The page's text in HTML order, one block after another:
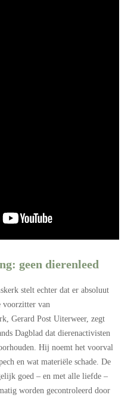
geen dierenleed
stelt echter dat er absoluut
voorzitter van
Gerard Post Uiterweer, zegt
Dagblad dat dierenactivisten
Hij noemt het voorval
en wat materiële schade. De
goed – en met alle liefde –
worden gecontroleerd door